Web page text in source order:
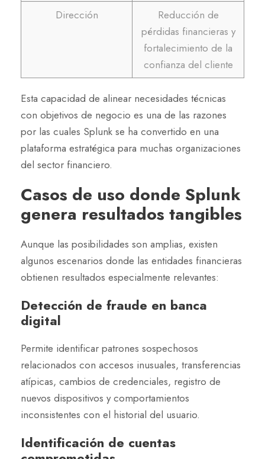
Dirección
Reducción de
pérdidas financieras y
fortalecimiento de la
confianza del cliente
Esta capacidad de alinear necesidades técnicas
con objetivos de negocio es una de las razones
por las cuales Splunk se ha convertido en una
plataforma estratégica para muchas organizaciones
del sector financiero.
Casos de uso donde Splunk
genera resultados tangibles
Aunque las posibilidades son amplias, existen
algunos escenarios donde las entidades financieras
obtienen resultados especialmente relevantes:
Detección de fraude en banca
digital
Permite identificar patrones sospechosos
relacionados con accesos inusuales, transferencias
atípicas, cambios de credenciales, registro de
nuevos dispositivos y comportamientos
inconsistentes con el historial del usuario.
Identificación de cuentas